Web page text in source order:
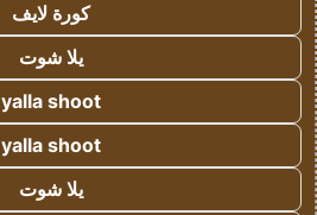
كورة لايف
يلا شوت
yalla shoot
yalla shoot
يلا شوت